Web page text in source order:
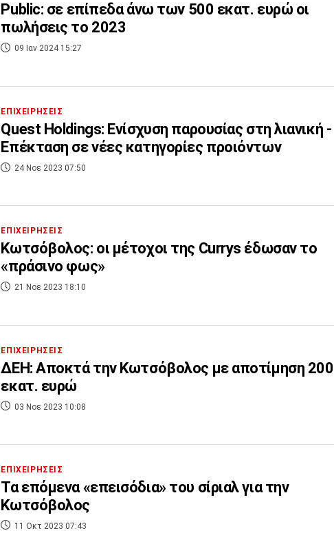
Public: σε επίπεδα άνω των 500 εκατ. ευρώ οι
πωλήσεις το 2023
09 Ιαν 2024 15:27
ΕΠΙΧΕΙΡΗΣΕΙΣ
Quest Holdings: Ενίσχυση παρουσίας στη λιανική -
Επέκταση σε νέες κατηγορίες προιόντων
24 Νοε 2023 07:50
ΕΠΙΧΕΙΡΗΣΕΙΣ
Κωτσόβολος: οι μέτοχοι της Currys έδωσαν το
«πράσινο φως»
21 Νοε 2023 18:10
ΕΠΙΧΕΙΡΗΣΕΙΣ
ΔΕΗ: Αποκτά την Κωτσόβολος με αποτίμηση 200
εκατ. ευρώ
03 Νοε 2023 10:08
ΕΠΙΧΕΙΡΗΣΕΙΣ
Τα επόμενα «επεισόδια» του σίριαλ για την
Κωτσόβολος
11 Οκτ 2023 07:43